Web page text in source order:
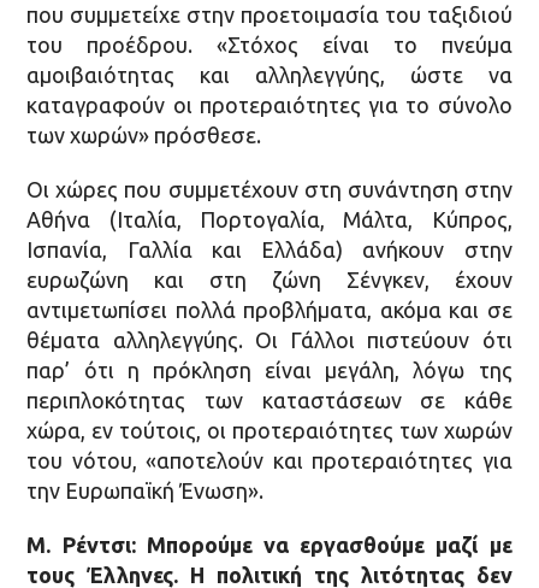
που συμμετείχε στην προετοιμασία του ταξιδιού
του προέδρου. «Στόχος είναι το πνεύμα
αμοιβαιότητας και αλληλεγγύης, ώστε να
καταγραφούν οι προτεραιότητες για το σύνολο
των χωρών» πρόσθεσε.
Οι χώρες που συμμετέχουν στη συνάντηση στην
Αθήνα (Ιταλία, Πορτογαλία, Μάλτα, Κύπρος,
Ισπανία, Γαλλία και Ελλάδα) ανήκουν στην
ευρωζώνη και στη ζώνη Σένγκεν, έχουν
αντιμετωπίσει πολλά προβλήματα, ακόμα και σε
θέματα αλληλεγγύης. Οι Γάλλοι πιστεύουν ότι
παρ’ ότι η πρόκληση είναι μεγάλη, λόγω της
περιπλοκότητας των καταστάσεων σε κάθε
χώρα, εν τούτοις, οι προτεραιότητες των χωρών
του νότου, «αποτελούν και προτεραιότητες για
την Ευρωπαϊκή Ένωση».
Μ. Ρέντσι: Μπορούμε να εργασθούμε μαζί με
τους Έλληνες. Η πολιτική της λιτότητας δεν